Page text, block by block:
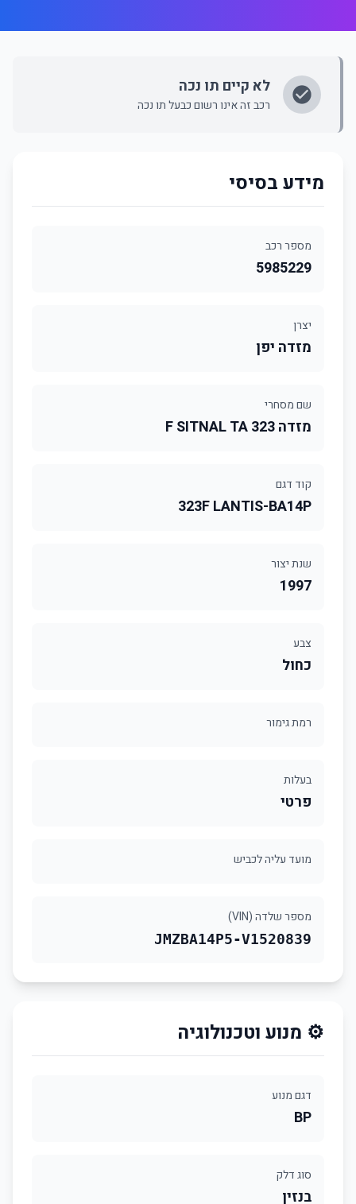
לא קיים תו נכה
רכב זה אינו רשום כבעל תו נכה
מידע בסיסי
מספר רכב
5985229
יצרן
מזדה יפן
שם מסחרי
מזדה 323 F SITNAL TA
קוד דגם
323F LANTIS-BA14P
שנת יצור
1997
צבע
כחול
רמת גימור
בעלות
פרטי
מועד עליה לכביש
מספר שלדה (VIN)
JMZBA14P5-V1520839
⚙️ מנוע וטכנולוגיה
דגם מנוע
BP
סוג דלק
בנזין